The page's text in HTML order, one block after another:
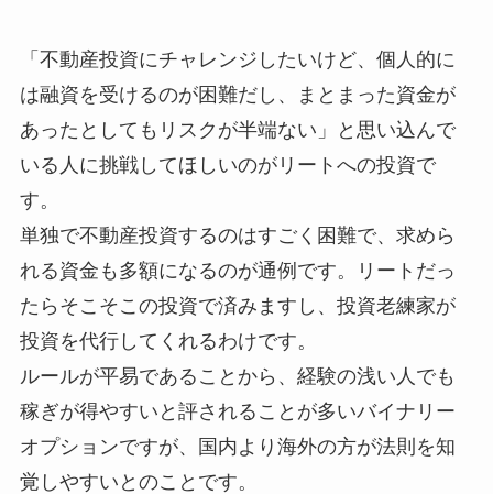
「不動産投資にチャレンジしたいけど、個人的に
は融資を受けるのが困難だし、まとまった資金が
あったとしてもリスクが半端ない」と思い込んで
いる人に挑戦してほしいのがリートへの投資で
す。
単独で不動産投資するのはすごく困難で、求めら
れる資金も多額になるのが通例です。リートだっ
たらそこそこの投資で済みますし、投資老練家が
投資を代行してくれるわけです。
ルールが平易であることから、経験の浅い人でも
稼ぎが得やすいと評されることが多いバイナリー
オプションですが、国内より海外の方が法則を知
覚しやすいとのことです。